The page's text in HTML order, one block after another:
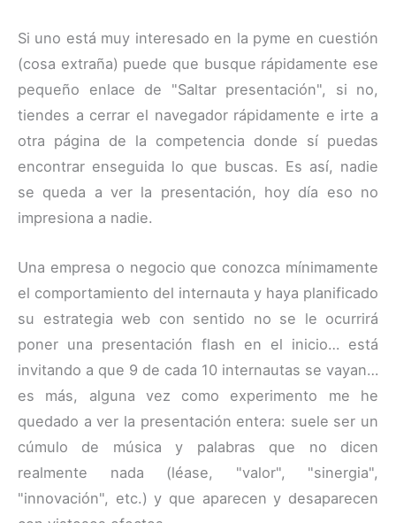
Si uno está muy interesado en la pyme en cuestión
(cosa extraña) puede que busque rápidamente ese
pequeño enlace de "Saltar presentación", si no,
tiendes a cerrar el navegador rápidamente e irte a
otra página de la competencia donde sí puedas
encontrar enseguida lo que buscas. Es así, nadie
se queda a ver la presentación, hoy día eso no
impresiona a nadie.
Una empresa o negocio que conozca mínimamente
el comportamiento del internauta y haya planificado
su estrategia web con sentido no se le ocurrirá
poner una presentación flash en el inicio… está
invitando a que 9 de cada 10 internautas se vayan…
es más, alguna vez como experimento me he
quedado a ver la presentación entera: suele ser un
cúmulo de música y palabras que no dicen
realmente nada (léase, "valor", "sinergia",
"innovación", etc.) y que aparecen y desaparecen